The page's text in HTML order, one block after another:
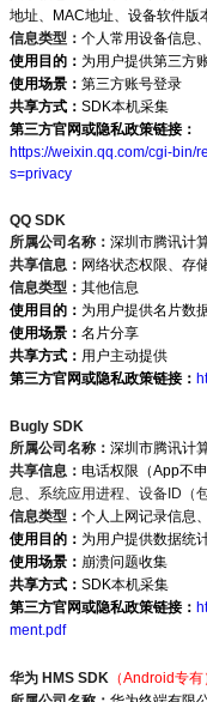
地址、MAC地址、设备软件版
信息类型： 个人常用设备信息
使用目的： 为用户提供第三方
使用场景： 第三方账号登录
共享方式： SDK本机采集
第三方官网或隐私政策链接：
https://weixin.qq.com/cgi-bin/
s=privacy
QQ SDK
所属公司名称： 深圳市腾讯计
共享信息： 网络状态权限、存
信息类型： 其他信息
使用目的： 为用户提供名片数
使用场景： 名片分享
共享方式： 用户主动提供
第三方官网或隐私政策链接：
Bugly SDK
所属公司名称： 深圳市腾讯计
共享信息： 电话权限（App不
息、系统应用进程、设备ID（
信息类型： 个人上网记录信息
使用目的： 为用户提供数据统
使用场景： 崩溃问题收集
共享方式： SDK本机采集
第三方官网或隐私政策链接：
ment.pdf
华为 HMS SDK （Android专有